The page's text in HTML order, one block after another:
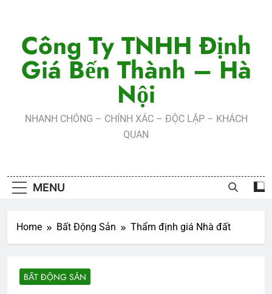
contentCông Ty TNHH Định
Giá Bến Thành – Hà
Nội
NHANH CHÓNG – CHÍNH XÁC – ĐỘC LẬP – KHÁCH
QUAN
MENU
Home Bất Động Sản Thẩm định giá Nhà đất
BẤT ĐỘNG SẢN